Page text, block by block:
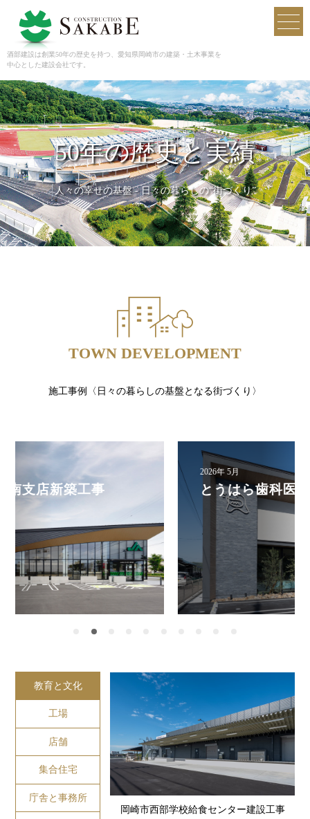
酒部建設は創業50年の歴史を持つ、愛知県岡崎市の建築・土木事業を
中心とした建設会社です。
50年の歴史と実績
人々の幸せの基盤 - 日々の暮らしの“街づくり”
TOWN DEVELOPMENT
施工事例〈日々の暮らしの基盤となる街づくり〉
とうはら歯科医院移転 新築工事
教育と文化
工場
店舗
集合住宅
庁舎と事務所
岡崎市西部学校給食センター建設工事